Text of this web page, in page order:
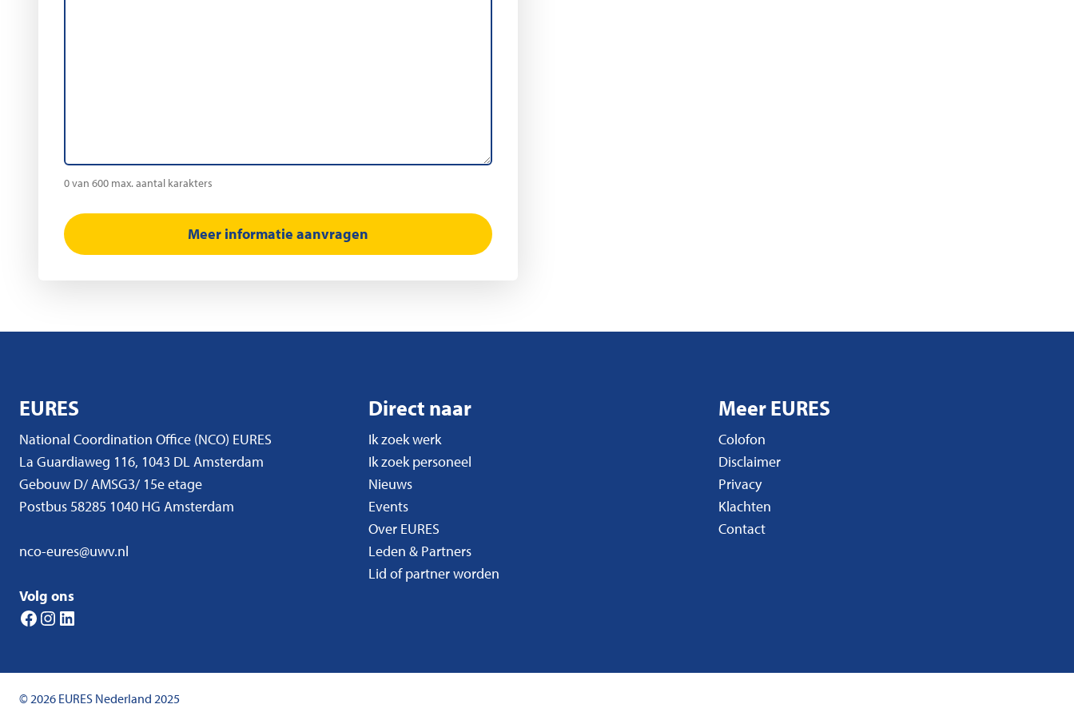
0 van 600 max. aantal karakters
EURES
National Coordination Office (NCO) EURES
La Guardiaweg 116, 1043 DL Amsterdam
Gebouw D/ AMSG3/ 15e etage
Postbus 58285 1040 HG Amsterdam
nco-eures@uwv.nl
Volg ons
Facebook
Instagram
LinkedIn
Direct naar
Ik zoek werk
Ik zoek personeel
Nieuws
Events
Over EURES
Leden & Partners
Lid of partner worden
Meer EURES
Colofon
Disclaimer
Privacy
Klachten
Contact
© 2026 EURES Nederland 2025